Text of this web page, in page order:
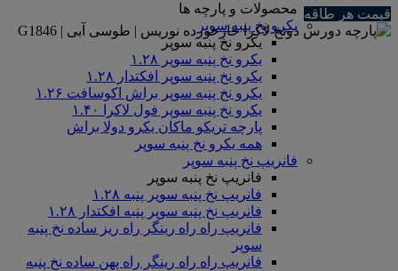
محصولات و پارچه ها
یکرو نخ پنبه سوپر
یکرو نخ پنبه سوپر
یکرو نخ پنبه سوپر ۱.۲۸
یکرو نخ پنبه سوپر افکتدار ۱.۲۸
یکرو نخ پنبه سوپر براش اکوسافت ۱.۲۶
یکرو نخ پنبه سوپر فول لاکرا ۱.۴۰
پارچه تریکو ماکان یکرو دولا براش
همه یکرو نخ پنبه سوپر
فانریپ نخ پنبه سوپر
فانریپ نخ پنبه سوپر
فانریپ نخ پنبه سوپر پنبه ۱.۲۸
فانریپ نخ پنبه سوپر پنبه افکتدار ۱.۲۸
فانریپ راه راه رینگر راه ریز ساده نخ پنبه
سوپر
فانریپ راه راه رینگر راه پهن ساده نخ پنبه
قیمت هر طاقه